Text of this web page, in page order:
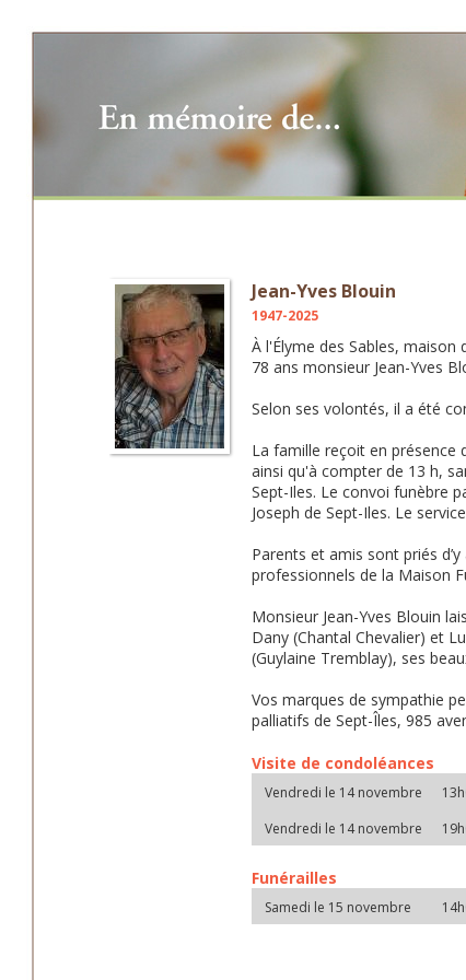
Jean-Yves Blouin
1947-2025
À l'Élyme des Sables, maison
78 ans monsieur Jean-Yves
Selon ses volontés, il a été
La famille reçoit en présence
ainsi qu'à compter de 13 h,
Sept-Iles. Le convoi funèbre
Joseph de Sept-Iles. Le
Parents et amis sont priés
professionnels de la Maison
Monsieur Jean-Yves Blouin
Dany (Chantal Chevalier) et
(Guylaine Tremblay), ses
Vos marques de sympathie
palliatifs de Sept-Îles, 985
Visite de condoléances
Vendredi le 14 novembre
Vendredi le 14 novembre
Funérailles
Samedi le 15 novembre